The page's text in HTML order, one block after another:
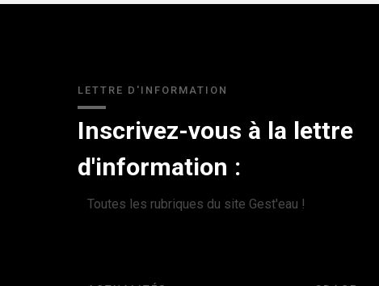
LETTRE D'INFORMATION
Inscrivez-vous à la lettre
d'information :
Toutes les rubriques du site Gest'eau !